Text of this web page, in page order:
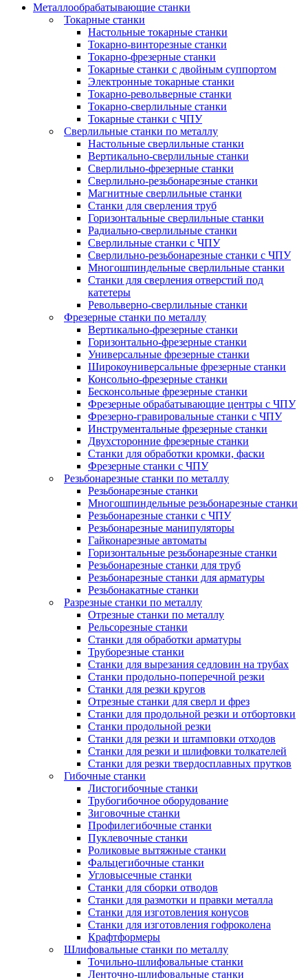
Металлообрабатывающие станки
Токарные станки
Настольные токарные станки
Токарно-винторезные станки
Токарно-фрезерные станки
Токарные станки с двойным суппортом
Электронные токарные станки
Токарно-револьверные станки
Токарно-сверлильные станки
Токарные станки с ЧПУ
Сверлильные станки по металлу
Настольные сверлильные станки
Вертикально-сверлильные станки
Сверлильно-фрезерные станки
Сверлильно-резьбонарезные станки
Магнитные сверлильные станки
Станки для сверления труб
Горизонтальные сверлильные станки
Радиально-сверлильные станки
Сверлильные станки с ЧПУ
Сверлильно-резьбонарезные станки с ЧПУ
Многошпиндельные сверлильные станки
Станки для сверления отверстий под
катетеры
Револьверно-сверлильные станки
Фрезерные станки по металлу
Вертикально-фрезерные станки
Горизонтально-фрезерные станки
Универсальные фрезерные станки
Широкоуниверсальные фрезерные станки
Консольно-фрезерные станки
Бесконсольные фрезерные станки
Фрезерные обрабатывающие центры с ЧПУ
Фрезерно-гравировальные станки с ЧПУ
Инструментальные фрезерные станки
Двухсторонние фрезерные станки
Станки для обработки кромки, фаски
Фрезерные станки с ЧПУ
Резьбонарезные станки по металлу
Резьбонарезные станки
Многошпиндельные резьбонарезные станки
Резьбонарезные станки с ЧПУ
Резьбонарезные манипуляторы
Гайконарезные автоматы
Горизонтальные резьбонарезные станки
Резьбонарезные станки для труб
Резьбонарезные станки для арматуры
Резьбонакатные станки
Разрезные станки по металлу
Отрезные станки по металлу
Рельсорезные станки
Станки для обработки арматуры
Труборезные станки
Станки для вырезания седловин на трубаx
Станки продольно-поперечной резки
Станки для резки кругов
Отрезные станки для сверл и фрез
Станки для продольной резки и отбортовки
Станки продольной резки
Станки для резки и штамповки отходов
Станки для резки и шлифовки толкателей
Станки для резки твердосплавных прутков
Гибочные станки
Листогибочные станки
Трубогибочное оборудование
Зиговочные станки
Профилегибочные станки
Пуклевочные станки
Роликовые вытяжные станки
Фальцегибочные станки
Угловысечные станки
Станки для сборки отводов
Станки для размотки и правки металла
Станки для изготовления конусов
Станки для изготовления гофроколена
Крафтформеры
Шлифовальные станки по металлу
Точильно-шлифовальные станки
Ленточно-шлифовальные станки